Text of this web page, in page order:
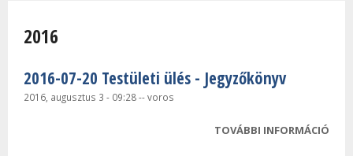
2016
2016-07-20 Testületi ülés - Jegyzőkönyv
2016, augusztus 3 - 09:28--voros
TOVÁBBI INFORMÁCIÓ